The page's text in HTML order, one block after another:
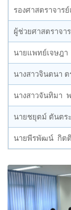
รองศาสตราจา
ผู้ช่วยศาสตราจ
นายแพทย์เจษฎ
นางสาวจินตนา
นางสาวจันทิมา
นายชยุตม์ ตันต
นายพีรพัฒน์ กิ